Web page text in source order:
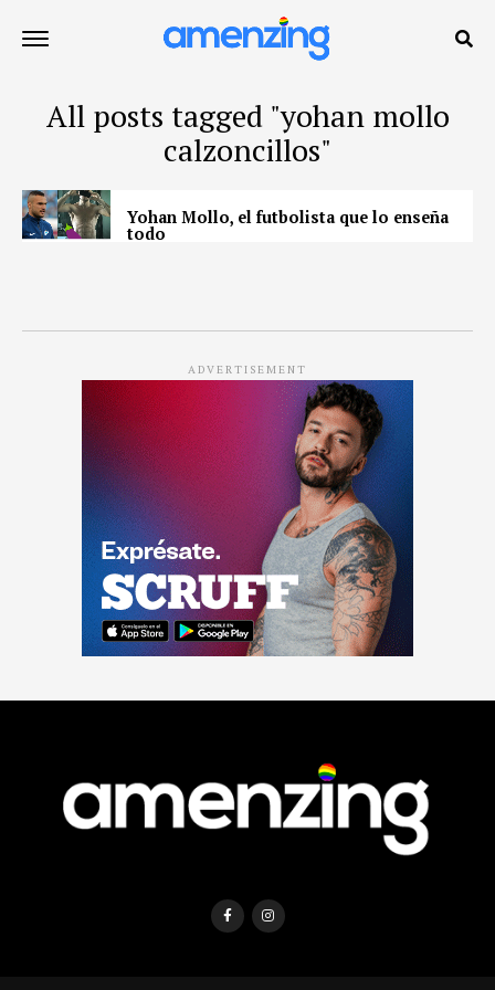
All posts tagged "yohan mollo
calzoncillos"
Yohan Mollo, el futbolista que lo enseña
todo
ADVERTISEMENT